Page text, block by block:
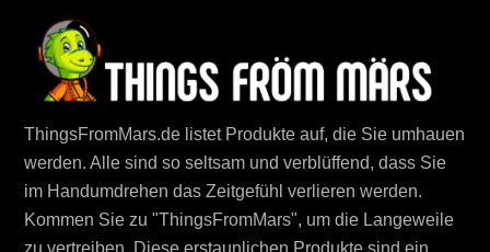
ThingsFromMars.de listet Produkte auf, die Sie umhauen
werden. Alle sind so seltsam und verblüffend, dass Sie
im Handumdrehen das Zeitgefühl verlieren werden.
Kommen Sie zu "ThingsFromMars", um die Langeweile
zu vertreiben. Diese erstaunlichen Produkte sind ein